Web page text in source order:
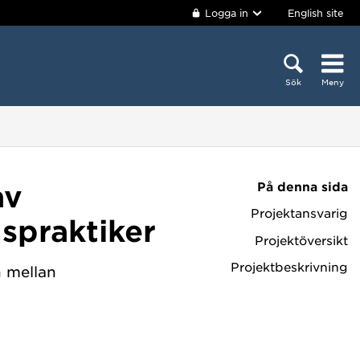
Logga in English site
Sök Meny
På denna sida
Projektansvarig
Projektöversikt
Projektbeskrivning
mellan